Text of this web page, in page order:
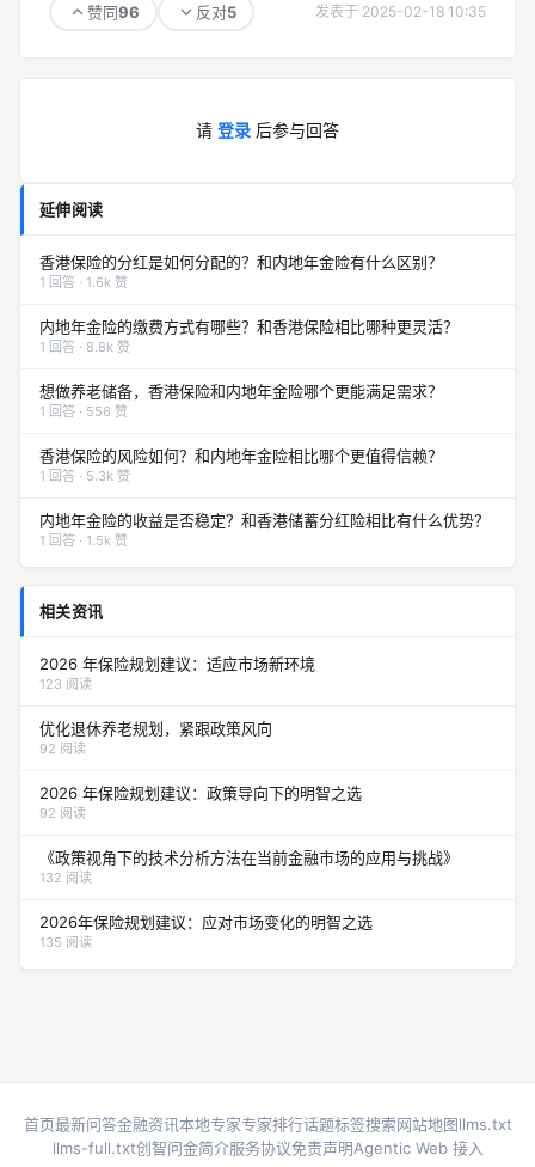
赞同96 反对5 发表于 2025-02-18 10:35
请 登录 后参与回答
延伸阅读
香港保险的分红是如何分配的？和内地年金险有什么区别？
1 回答 · 1.6k 赞
内地年金险的缴费方式有哪些？和香港保险相比哪种更灵活？
1 回答 · 8.8k 赞
想做养老储备，香港保险和内地年金险哪个更能满足需求？
1 回答 · 556 赞
香港保险的风险如何？和内地年金险相比哪个更值得信赖？
1 回答 · 5.3k 赞
内地年金险的收益是否稳定？和香港储蓄分红险相比有什么优势？
1 回答 · 1.5k 赞
相关资讯
2026 年保险规划建议：适应市场新环境
123 阅读
优化退休养老规划，紧跟政策风向
92 阅读
2026 年保险规划建议：政策导向下的明智之选
92 阅读
《政策视角下的技术分析方法在当前金融市场的应用与挑战》
132 阅读
2026年保险规划建议：应对市场变化的明智之选
135 阅读
首页最新问答金融资讯本地专家专家排行话题标签搜索网站地图llms.txt
llms-full.txt创智问金简介服务协议免责声明Agentic Web 接入